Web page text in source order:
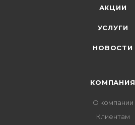
АКЦИИ
УСЛУГИ
НОВОСТИ
КОМПАНИЯ
О компании
Клиентам